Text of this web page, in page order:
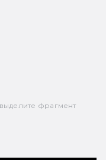
фрагмент